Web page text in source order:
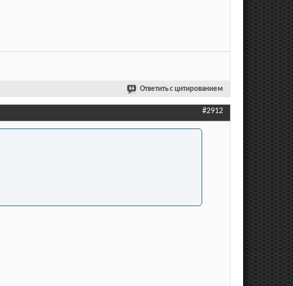
Ответить с цитированием
#2912